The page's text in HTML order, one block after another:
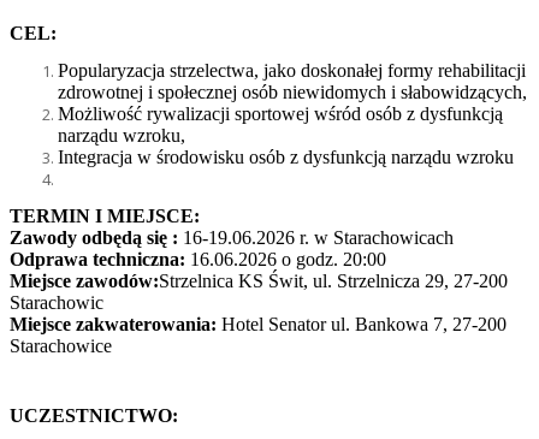
CEL:
Popularyzacja strzelectwa, jako doskonałej formy rehabilitacji
zdrowotnej i społecznej osób niewidomych i słabowidzących,
Możliwość rywalizacji sportowej wśród osób z dysfunkcją
narządu wzroku,
Integracja w środowisku osób z dysfunkcją narządu wzroku
TERMIN I MIEJSCE:
Zawody odbędą się : 16-19.06.2026 r. w Starachowicach
Odprawa techniczna: 16.06.2026 o godz. 20:00
Miejsce zawodów:Strzelnica KS Świt, ul. Strzelnicza 29, 27-200
Starachowic
Miejsce zakwaterowania: Hotel Senator ul. Bankowa 7, 27-200
Starachowice
UCZESTNICTWO: